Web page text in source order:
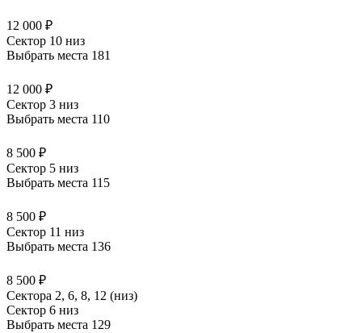
12 000 ₽
Сектор 10 низ
Выбрать места 181
12 000 ₽
Сектор 3 низ
Выбрать места 110
8 500 ₽
Сектор 5 низ
Выбрать места 115
8 500 ₽
Сектор 11 низ
Выбрать места 136
8 500 ₽
Сектора 2, 6, 8, 12 (низ)
Сектор 6 низ
Выбрать места 129